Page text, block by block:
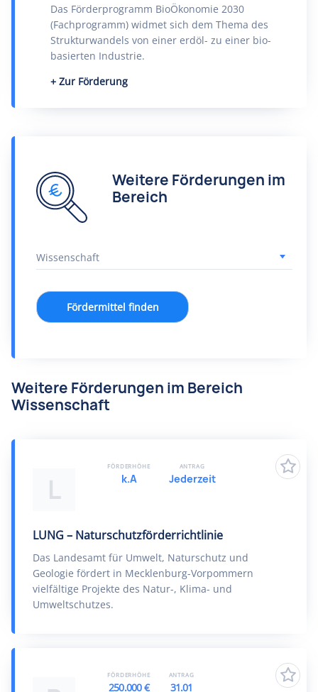
Das Förderprogramm BioÖkonomie 2030
(Fachprogramm) widmet sich dem Thema des
Strukturwandels von einer erdöl- zu einer bio-
basierten Industrie.
Zur Förderung
Weitere Förderungen im
Bereich
Fördermittel finden
Weitere Förderungen im Bereich
Wissenschaft
L
LUNG – Naturschutzförderrichtlinie
Das Landesamt für Umwelt, Naturschutz und
Geologie fördert in Mecklenburg-Vorpommern
vielfältige Projekte des Natur-, Klima- und
Umweltschutzes.
FÖRDERHÖHE
k.A
ANTRAG
Jederzeit
FÖRDERHÖHE
250.000 €
ANTRAG
31.01